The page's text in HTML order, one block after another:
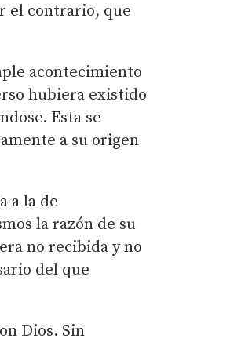
el contrario, que
acontecimiento
hubiera existido
Esta se
a su origen
a la de
la razón de su
no recibida y no
del que
Dios. Sin